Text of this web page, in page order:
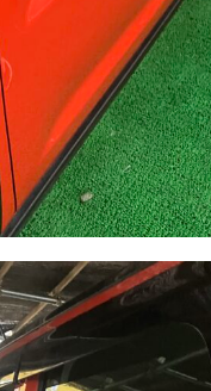
PRICE
EXAMPLES
施工例
Tel.
電話対
公式SNS